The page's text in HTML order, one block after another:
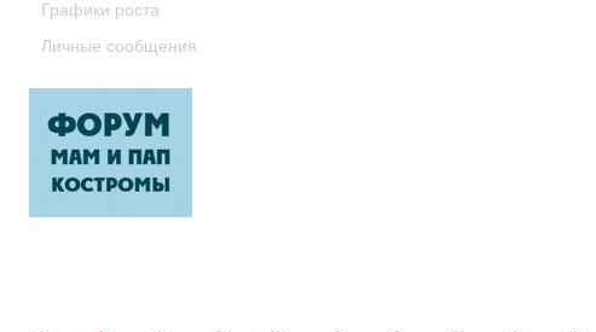
Графики роста
Личные сообщения